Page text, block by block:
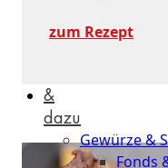
&
dazu
Gewürze &
Fonds
zum Rezept